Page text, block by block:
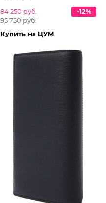
84 250 руб.
95 750 руб.
-12%
Купить на ЦУМ